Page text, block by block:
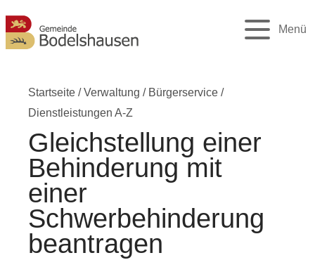
Menü
Startseite /Verwaltung / Bürgerservice /
Dienstleistungen A-Z
Gleichstellung einer
Behinderung mit
einer
Schwerbehinderung
beantragen